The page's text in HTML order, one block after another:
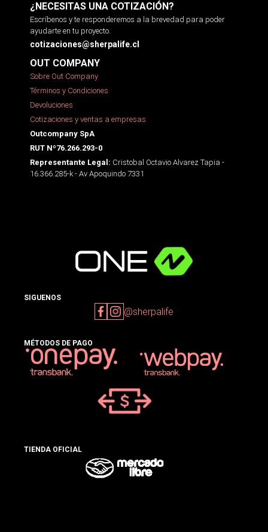
¿NECESITAS UNA COTIZACIÓN?
Escríbenos y te responderemos a la brevedad para poder
ayudarte en tu proyecto.
cotizaciones@sherpalife.cl
OUT COMPANY
Sobre Out Company
Términos y Condiciones
Devoluciones
Cotizaciones y ventas a empresas
Outcompany SpA
RUT Nº76.266.293-0
Representante Legal: Cristobal Octavio Alvarez Tapia -
16.366.285-k - Av Apoquindo 7331
SIGUENOS
@sherpalife
MÉTODOS DE PAGO
TIENDA OFICIAL